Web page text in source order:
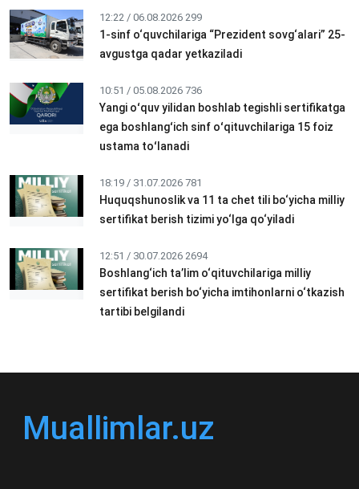
12:22 / 06.08.2026 299
1-sinf o‘quvchilariga “Prezident sovg‘alari” 25-
avgustga qadar yetkaziladi
10:51 / 05.08.2026 736
Yangi oʻquv yilidan boshlab tegishli sertifikatga
ega boshlangʻich sinf oʻqituvchilariga 15 foiz
ustama toʻlanadi
18:19 / 31.07.2026 781
Huquqshunoslik va 11 ta chet tili bo‘yicha milliy
sertifikat berish tizimi yo‘lga qo‘yiladi
12:51 / 30.07.2026 2694
Boshlang‘ich ta’lim o‘qituvchilariga milliy
sertifikat berish bo‘yicha imtihonlarni o‘tkazish
tartibi belgilandi
Muallimlar.uz